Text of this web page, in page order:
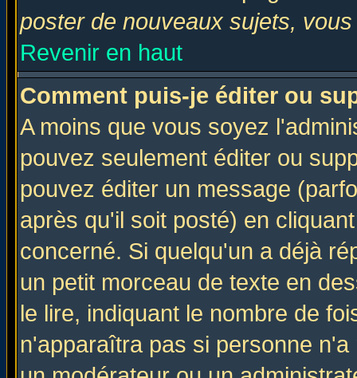
poster de nouveaux sujets,
Revenir en haut
Comment puis-je éditer ou
A moins que vous soyez
pouvez seulement éditer ou
pouvez éditer un message
après qu'il soit posté) en
concerné. Si quelqu'un a déjà
un petit morceau de texte en
le lire, indiquant le nombre de
n'apparaîtra pas si personne